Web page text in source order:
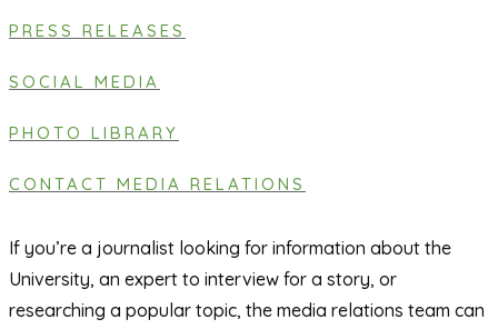
PRESS RELEASES
SOCIAL MEDIA
PHOTO LIBRARY
CONTACT MEDIA RELATIONS
If you’re a journalist looking for information about the
University, an expert to interview for a story, or
researching a popular topic, the media relations team can